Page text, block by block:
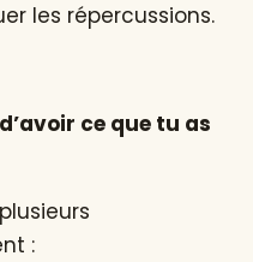
les répercussions.
ce que tu as
: